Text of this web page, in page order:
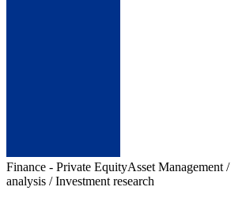
Finance - Private EquityAsset Management
analysis / Investment research